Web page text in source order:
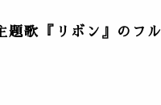
題歌『リボン』のフル